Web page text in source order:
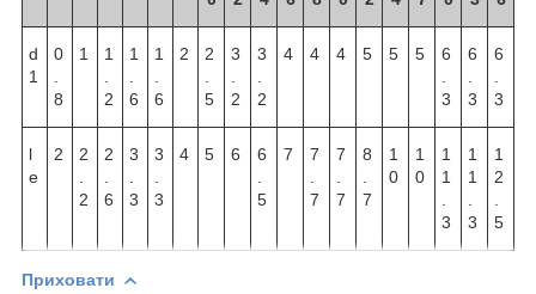
d
1
0
8
1
1
2
1
6
1
6
2
2
5
3
2
3
2
4 4 4 5 5 5
6
3
6
3
6
3
l
e
2
2
2
2
6
3
3
3
3
4 5 6
6
5
7
7
7
7
7
8
7
1
0
1
0
1
1
3
1
1
3
1
2
5
Приховати